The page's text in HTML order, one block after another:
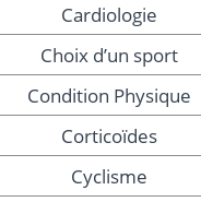
Cardiologie
Choix d’un sport
Condition Physique
Corticoïdes
Cyclisme